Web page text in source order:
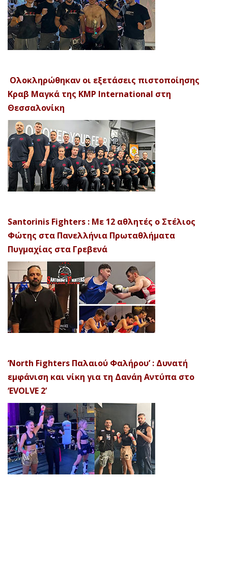
Ολοκληρώθηκαν οι εξετάσεις πιστοποίησης
Κραβ Μαγκά της KMP International στη
Θεσσαλονίκη
Santorinis Fighters : Με 12 αθλητές ο Στέλιος
Φώτης στα Πανελλήνια Πρωταθλήματα
Πυγμαχίας στα Γρεβενά
‘North Fighters Παλαιού Φαλήρου’ : Δυνατή
εμφάνιση και νίκη για τη Δανάη Αντύπα στο
‘EVOLVE 2’